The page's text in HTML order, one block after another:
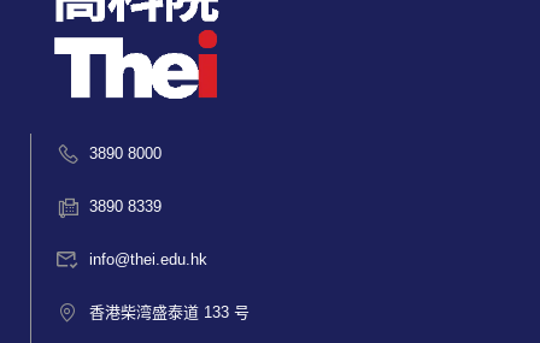
3890 8000
3890 8339
info@thei.edu.hk
香港柴湾盛泰道 133 号